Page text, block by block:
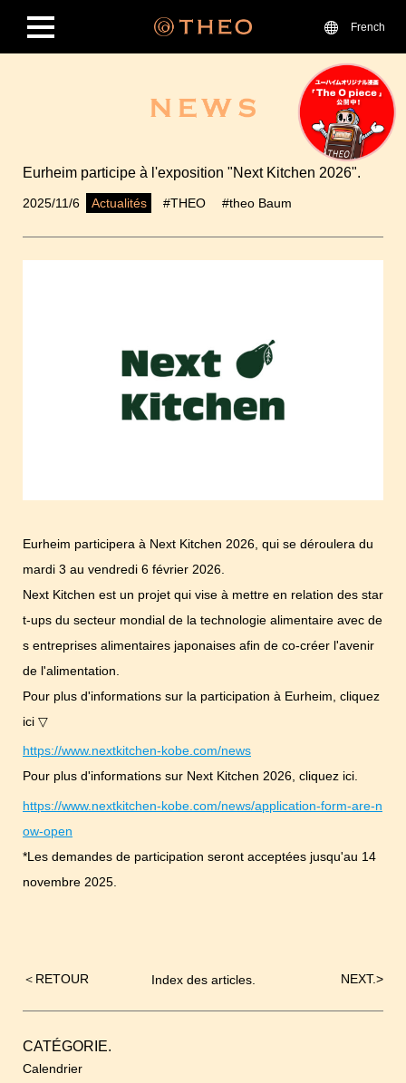
French
Eurheim participe à l'exposition "Next Kitchen 2026".
2025/11/6 Actualités #THEO #theo Baum
Eurheim participera à Next Kitchen 2026, qui se déroulera du
mardi 3 au vendredi 6 février 2026.
Next Kitchen est un projet qui vise à mettre en relation des star
t-ups du secteur mondial de la technologie alimentaire avec de
s entreprises alimentaires japonaises afin de co-créer l'avenir
de l'alimentation.
Pour plus d'informations sur la participation à Eurheim, cliquez
ici ▽
https://www.nextkitchen-kobe.com/news
Pour plus d'informations sur Next Kitchen 2026, cliquez ici.
https://www.nextkitchen-kobe.com/news/application-form-are-n
ow-open
*Les demandes de participation seront acceptées jusqu'au 14
novembre 2025.
Index des articles.
Navigation
＜ RETOUR NEXT.>
CATÉGORIE.
Calendrier